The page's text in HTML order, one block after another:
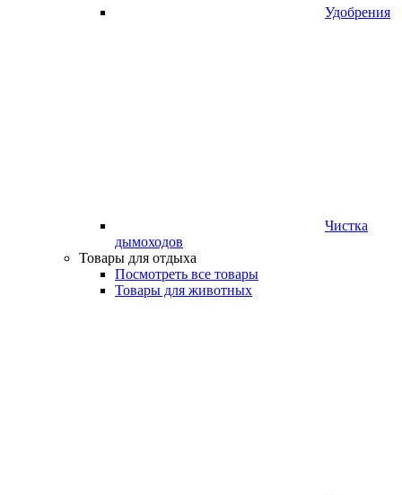
Удобрения
Чистка
дымоходов
Товары для отдыха
Посмотреть все товары
Товары для животных